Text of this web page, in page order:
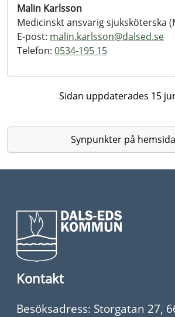
Malin Karlsson
Medicinskt ansvarig sjuksköterska
E-post: malin.karlsson@dalsed.se
Telefon: 0534-195 15
Sidan uppdaterades 15
Synpunkter på
Kontakt
Besöksadress: Storgatan 27,